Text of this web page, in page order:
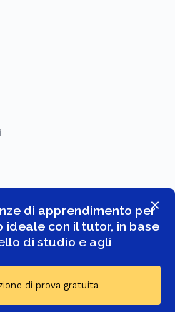
×
di apprendimento per
ideale con il tutor, in base
di studio e agli
di prova gratuita